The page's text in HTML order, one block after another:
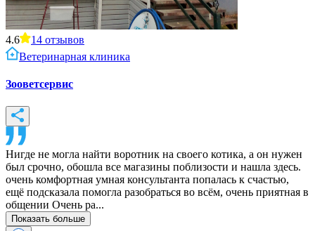
4.6 14 отзывов
Ветеринарная клиника
Зооветсервис
Нигде не могла найти воротник на своего котика, а он нужен
был срочно, обошла все магазины поблизости и нашла здесь.
очень комфортная умная консультанта попалась к счастью,
ещё подсказала помогла разобраться во всём, очень приятная в
общении Очень ра...
Показать больше